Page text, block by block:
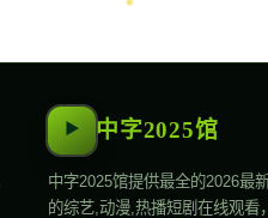
▶ 中字2025馆
中字2025馆提供最全的2026最
的综艺,动漫,热播短剧在线观看